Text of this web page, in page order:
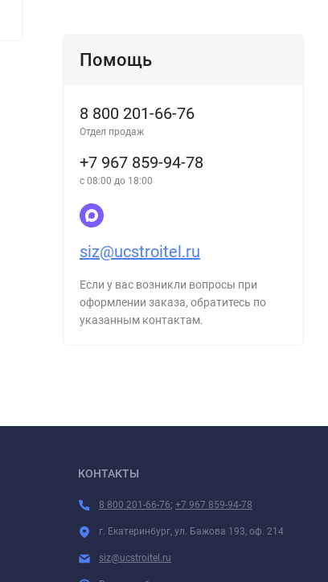
Помощь
8 800 201-66-76
Отдел продаж
+7 967 859-94-78
с 08:00 до 18:00
siz@ucstroitel.ru
Если у вас возникли вопросы при
оформлении заказа, обратитесь по
указанным контактам.
КОНТАКТЫ
8 800 201-66-76; +7 967 859-94-78
г. Екатеринбург, ул. Бажова 193, оф. 214
siz@ucstroitel.ru